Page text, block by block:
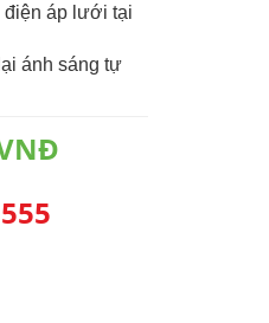
điện áp lưới tại
ánh sáng tự